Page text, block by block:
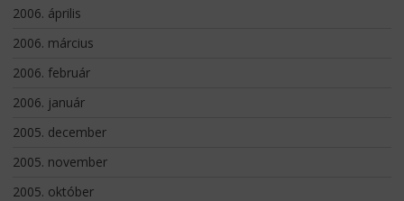
2006. április
2006. március
2006. február
2006. január
2005. december
2005. november
2005. október